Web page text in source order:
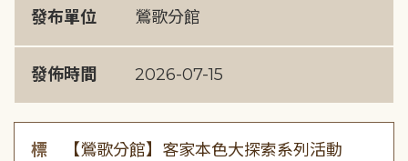
發布單位 鶯歌分館
發佈時間 2026-07-15
標
【鶯歌分館】客家本色大探索系列活動